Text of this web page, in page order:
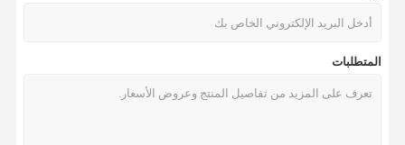
المتطلبات